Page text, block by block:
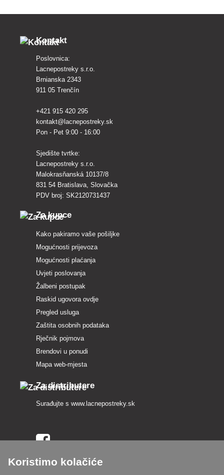
Kontakt
Poslovnica:
Lacnepostreky s.r.o.
Brnianska 2343
911 05 Trenčín
+421 915 420 295
kontakt@lacnepostreky.sk
Pon - Pet 9:00 - 16:00
Sjedište tvrtke:
Lacnepostreky s.r.o.
Malokrasňanská 10137/8
831 54 Bratislava, Slovačka
PDV broj: SK2120731437
Za kupce
Kako pakiramo vaše pošiljke
Mogućnosti prijevoza
Mogućnosti plaćanja
Uvjeti poslovanja
Žalbeni postupak
Raskid ugovora ovdje
Pregled usluga
Zaštita osobnih podataka
Rječnik pojmova
Brendovi u ponudi
Mapa web-mjesta
Za distributere
Surađujte s www.lacnepostreky.sk
Uvijek ćemo vas profesionalno savjetovati
Koristimo kolačiće